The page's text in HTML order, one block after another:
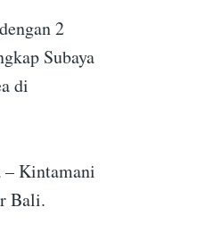
2
Subaya
di
– Kintamani
Bali.